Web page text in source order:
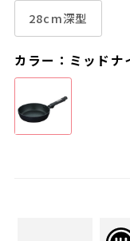
28cm深型
カラー：ミッドナ